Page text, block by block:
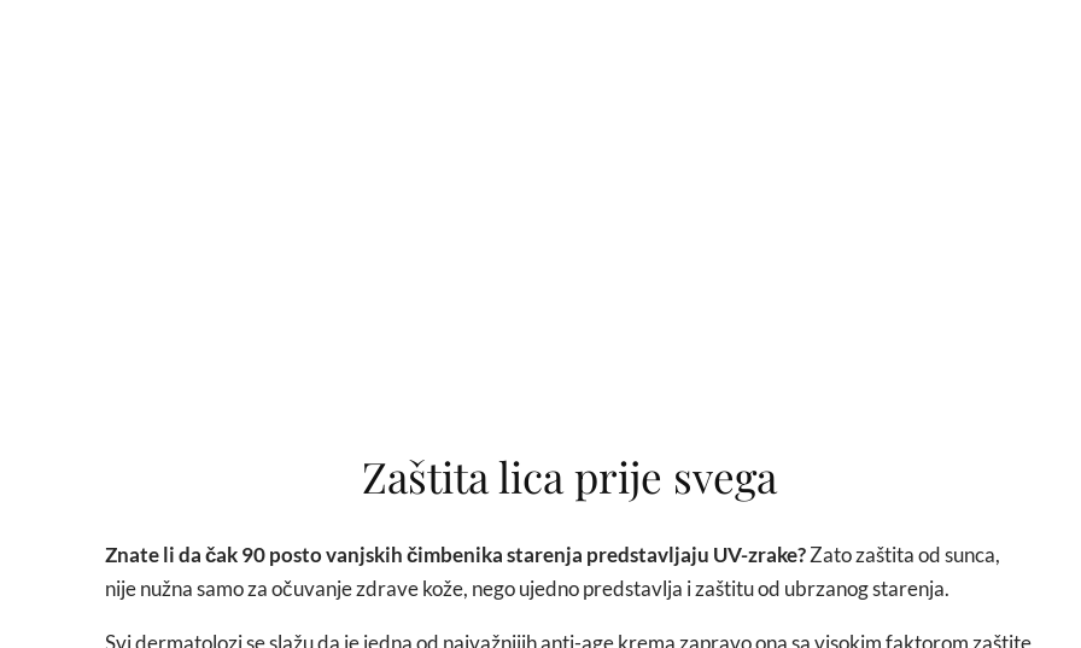
Zaštita lica prije svega
Znate li da čak 90 posto vanjskih čimbenika starenja predstavljaju UV-zrake?Zato zaštita od sunca,
nije nužna samo za očuvanje zdrave kože, nego ujedno predstavlja i zaštitu od ubrzanog starenja.
Svi dermatolozi se slažu da je jedna od najvažnijih anti-age krema zapravo ona sa visokim faktorom zaštite